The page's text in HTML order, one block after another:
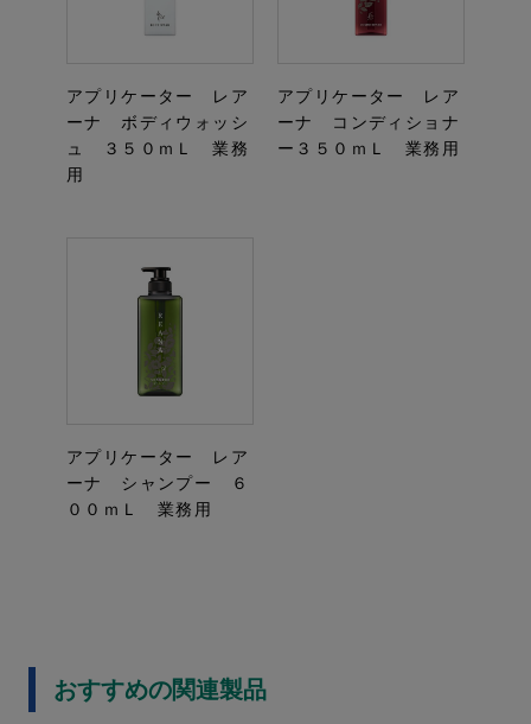
アプリケーター レア
ーナ ボディウォッシ
ュ ３５０ｍＬ 業務
用
アプリケーター レア
ーナ コンディショナ
ー３５０ｍＬ 業務用
アプリケーター レア
ーナ シャンプー ６
００ｍＬ 業務用
おすすめの関連製品